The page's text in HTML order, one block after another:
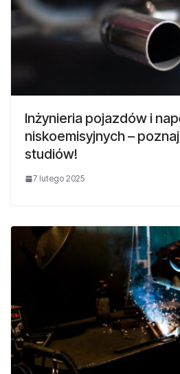
Inżynieria pojazdów i
niskoemisyjnych –
studiów!
7 lutego 2025